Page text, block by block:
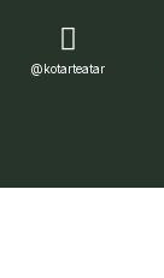
@kotarteatar